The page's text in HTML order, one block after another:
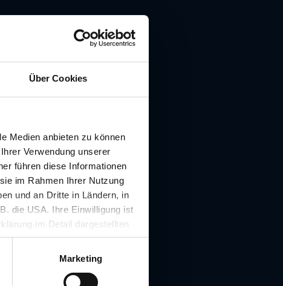
Über Cookies
Medien anbieten zu können
Verwendung unserer
führen diese Informationen
im Rahmen Ihrer Nutzung
und an Dritte in Ländern, in
die USA. Ihre Einwilligung ist
im Detail dargestellten
ist für die Nutzung
werden.
Marketing
8010 Graz